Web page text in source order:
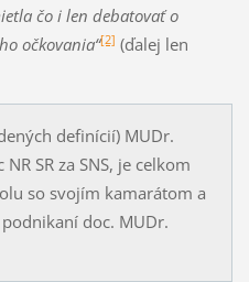
čo i len debatovať o
očkovania“[2] (ďalej len
definícií) MUDr.
SR za SNS, je celkom
so svojím kamarátom a
doc. MUDr.